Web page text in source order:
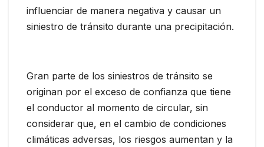
influenciar de manera negativa y causar un
siniestro de tránsito durante una precipitación.
Gran parte de los siniestros de tránsito se
originan por el exceso de confianza que tiene
el conductor al momento de circular, sin
considerar que, en el cambio de condiciones
climáticas adversas, los riesgos aumentan y la